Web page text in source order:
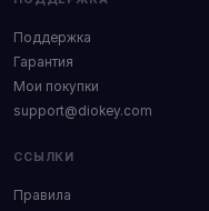
Поддержка
Гарантия
Мои покупки
support@diokey.com
ССЫЛКИ
Правила